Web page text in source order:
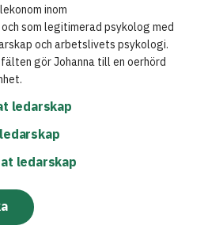
inom
som legitimerad psykolog med
och arbetslivets psykologi.
gör Johanna till en oerhörd
ledarskap
ledarskap